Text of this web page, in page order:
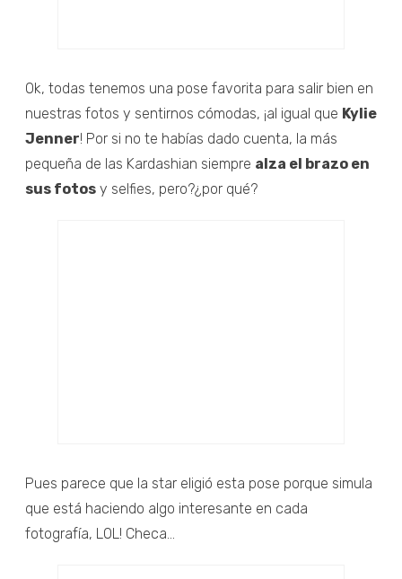
Ok, todas tenemos una pose favorita para salir bien en
nuestras fotos y sentirnos cómodas, ¡al igual que Kylie
Jenner! Por si no te habías dado cuenta, la más
pequeña de las Kardashian siempre alza el brazo en
sus fotos y selfies, pero?¿por qué?
Pues parece que la star eligió esta pose porque simula
que está haciendo algo interesante en cada
fotografía, LOL! Checa...